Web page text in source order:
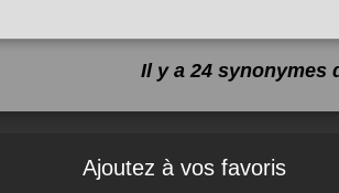
Il y a 24 synonymes
Ajoutez à vos favoris